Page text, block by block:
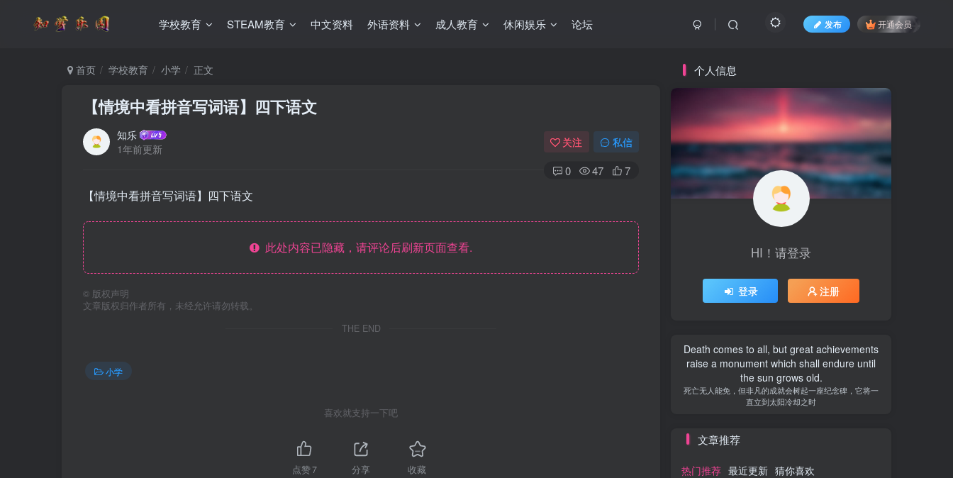
学校教育 STEAM教育 中文资料 外语资料 成人教育 休闲娱乐 论坛 发布 开通会员
首页 学校教育 小学 正文
【情境中看拼音写词语】四下语文
知乐
1年前更新
关注 私信
0 47 7
【情境中看拼音写词语】四下语文
此处内容已隐藏，请评论后刷新页面查看.
© 版权声明
文章版权归作者所有，未经允许请勿转载。
THE END
小学
喜欢就支持一下吧
点赞7 分享 收藏
个人信息
HI！请登录
登录 注册
Death comes to all, but great achievements
raise a monument which shall endure until
the sun grows old.
死亡无人能免，但非凡的成就会树起一座纪念碑，它将一
直立到太阳冷却之时
文章推荐
热门推荐 最近更新 猜你喜欢